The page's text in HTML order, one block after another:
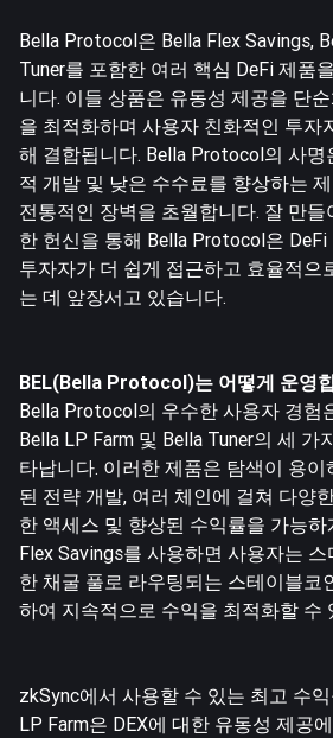
Bella Protocol은 Bella Flex Savings,
Tuner를 포함한 여러 핵심 DeFi 제품
니다. 이들 상품은 유동성 제공을 단
을 최적화하며 사용자 친화적인 투자
해 결합됩니다. Bella Protocol의 사명
적 개발 및 낮은 수수료를 향상하는
전통적인 장벽을 초월합니다. 잘 만
한 헌신을 통해 Bella Protocol은
투자자가 더 쉽게 접근하고 효율적으
는 데 앞장서고 있습니다.
BEL(Bella Protocol)는 어떻게 운영
Bella Protocol의 우수한 사용자 경험
Bella LP Farm 및 Bella Tuner의 세 가
타납니다. 이러한 제품은 탐색이 용
된 전략 개발, 여러 체인에 걸쳐 다양
한 액세스 및 향상된 수익률을 가능하
Flex Savings를 사용하면 사용자는
한 채굴 풀로 라우팅되는 스테이블코
하여 지속적으로 수익을 최적화할 수
zkSync에서 사용할 수 있는 최고 수
LP Farm은 DEX에 대한 유동성 제공